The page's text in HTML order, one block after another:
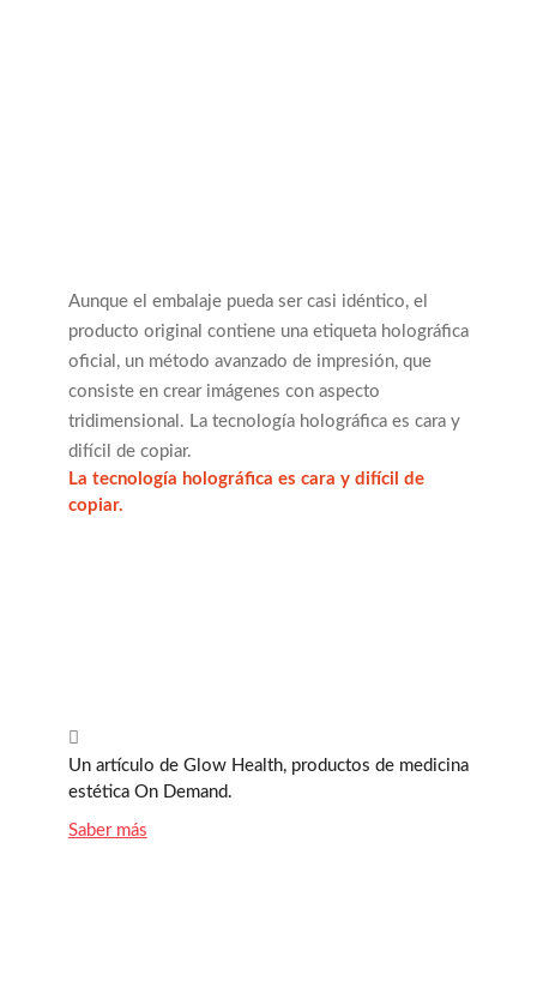
Aunque el embalaje pueda ser casi idéntico, el
producto original contiene una etiqueta holográfica
oficial, un método avanzado de impresión, que
consiste en crear imágenes con aspecto
tridimensional. La tecnología holográfica es cara y
difícil de copiar.
La tecnología holográfica es cara y difícil de
copiar.

Un artículo de Glow Health, productos de medicina
estética On Demand.
Saber más